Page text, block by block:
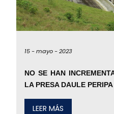
15 -mayo -2023
NO SE HAN
LA PRESA DAULE PERIPA
LEER MÁS